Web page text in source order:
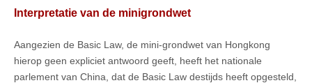
Interpretatie van de minigrondwet
Aangezien de Basic Law, de mini-grondwet van Hongkong
hierop geen expliciet antwoord geeft, heeft het nationale
parlement van China, dat de Basic Law destijds heeft opgesteld,